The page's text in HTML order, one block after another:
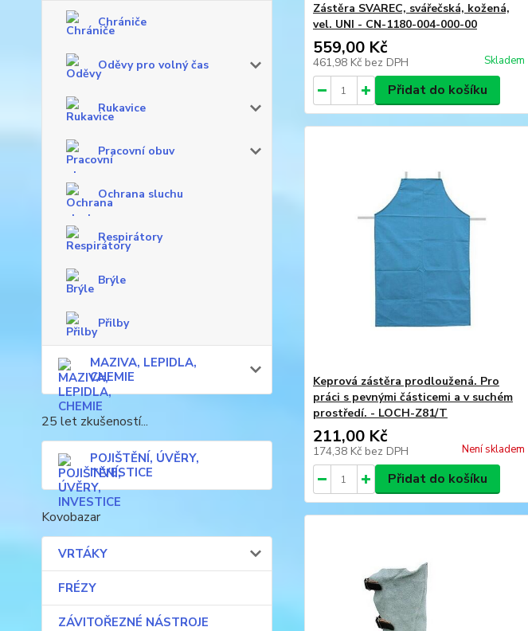
Chrániče
Oděvy pro volný čas
Rukavice
Pracovní obuv
Ochrana sluchu
Respirátory
Brýle
Přilby
MAZIVA, LEPIDLA,
CHEMIE
25 let zkušeností...
POJIŠTĚNÍ, ÚVĚRY,
INVESTICE
Kovobazar
VRTÁKY
FRÉZY
ZÁVITOŘEZNÉ NÁSTROJE
Zástěra SVAREC, svářečská, kožená,
vel. UNI - CN-1180-004-000-00
559,00 Kč
461,98 Kč bez DPH Skladem
Přidat do košíku
Keprová zástěra prodloužená. Pro
práci s pevnými částicemi a v suchém
prostředí. - LOCH-Z81/T
211,00 Kč
174,38 Kč bez DPH Není skladem
Přidat do košíku